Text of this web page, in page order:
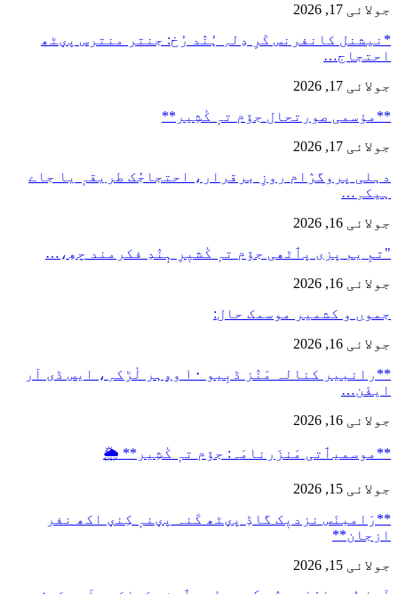
جولائی 17, 2026
*نیشنل کانفرنس کَرِ دِلہِ ہُنٛد رُخ: جنتر منترس پؠٹھ
احتجاج…
جولائی 17, 2026
**مؤسمی صورتحال جۆم تہٕ کٔشِیر**
جولائی 17, 2026
دہلی پروگرٛام روزِ برقرار، احتجاجُک طریقہٕ یا جاے
ہیکہِ…
جولائی 16, 2026
"تمِ یم پزی پٲٹھی جۆم تہٕ کٔشیٖرِ ہٕنٛدِ فکرمند چھِ،…
جولائی 16, 2026
جموں و کشمیر موسمک حال:
جولائی 16, 2026
**رانبیر کنالہ مَنٛز ڈبِیو ۱۰ وۄہر لٔڑکہِ، ایس ڈی آر
ایفَن…
جولائی 16, 2026
**موسمیٲتی مَنزَرنامَہ: جۆم تہٕ کٔشِیر** 🌦️
جولائی 15, 2026
**رَامبنَس نزدیٖک گاڈِ پؠٹھ کَنہ پؠنہٕ کِنؠ اکھ نفر
ازجان**
جولائی 15, 2026